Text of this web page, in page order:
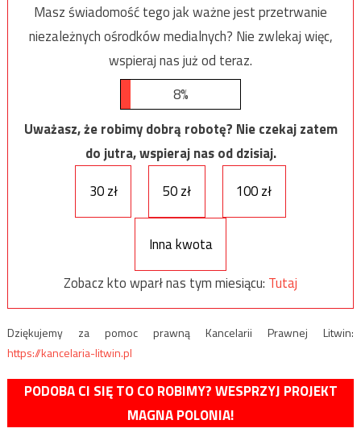
Masz świadomość tego jak ważne jest przetrwanie
niezależnych ośrodków medialnych? Nie zwlekaj więc,
wspieraj nas już od teraz.
8%
Uważasz, że robimy dobrą robotę? Nie czekaj zatem
do jutra, wspieraj nas od dzisiaj.
30 zł
50 zł 100 zł
Inna kwota
Zobacz kto wparł nas tym miesiącu: Tutaj
Dziękujemy za pomoc prawną Kancelarii Prawnej Litwin:
https://kancelaria-litwin.pl
PODOBA CI SIĘ TO CO ROBIMY? WESPRZYJ PROJEKT
MAGNA POLONIA!